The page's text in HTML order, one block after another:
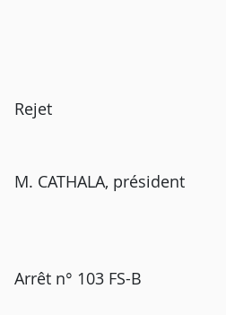
Rejet
M. CATHALA, président
Arrêt n° 103 FS-B